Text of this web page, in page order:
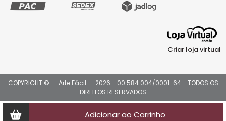
Adicionar ao Carrinho
Criar loja virtual
COPYRIGHT © ..:: Arte Fácil ::.. 2026 - 00.584.004/0001-64 - TODOS OS
DIREITOS RESERVADOS